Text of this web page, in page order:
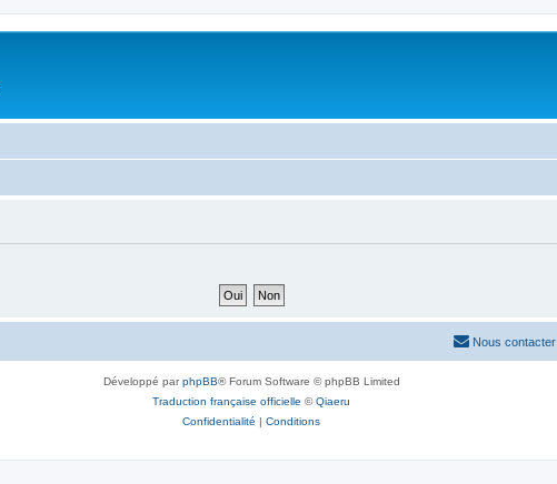
Nous contacter
Développé parphpBB® Forum Software © phpBB Limited
Traduction française officielle ©Qiaeru
Confidentialité | Conditions